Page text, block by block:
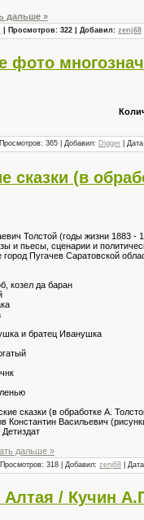
дальше »
| Просмотров: 322 | Добавил: zenj68
фото
365 | Добавил: Digger | Дата:
сказки (в
Толстой (годы жизни 1883
и пьесы, сценарии и
Пугачев Саратовской
козел да баран
и братец Иванушка
сказки (в обработке А.
Константин Васильевич
Детиздат
дальше »
Просмотров: 318 | Добавил: zenj68 |
/ Кучин